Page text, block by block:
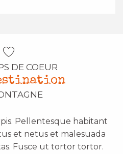
DE COEUR
Pellentesque habitant
et netus et malesuada
Fusce ut tortor tortor.